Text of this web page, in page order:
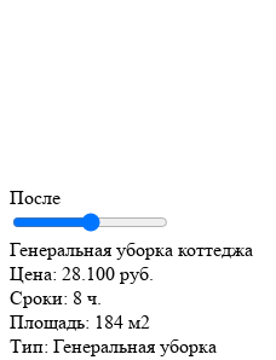
После
Генеральная уборка коттеджа
Цена: 28.100 руб.
Сроки: 8 ч.
Площадь: 184 м2
Тип: Генеральная уборка